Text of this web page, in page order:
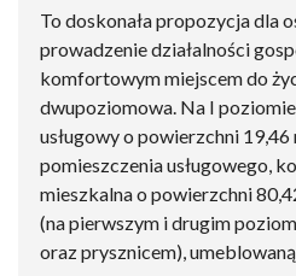
To doskonała propozycja dla
prowadzenie działalności
komfortowym miejscem do
dwupoziomowa. Na I
usługowy o powierzchni 19,46
pomieszczenia usługowego,
mieszkalna o powierzchni
(na pierwszym i drugim
oraz prysznicem),